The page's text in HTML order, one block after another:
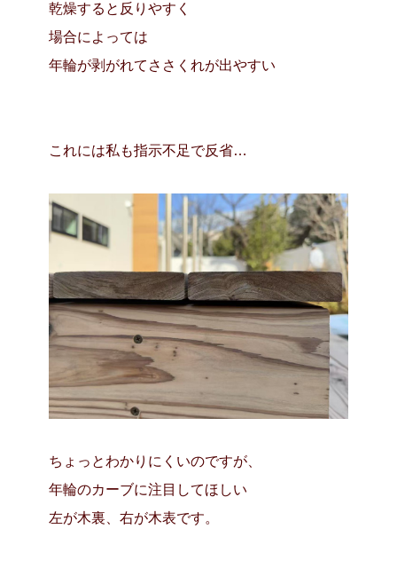
乾燥すると反りやすく
場合によっては
年輪が剥がれてささくれが出やすい
これには私も指示不足で反省…
ちょっとわかりにくいのですが、
年輪のカーブに注目してほしい
左が木裏、右が木表です。